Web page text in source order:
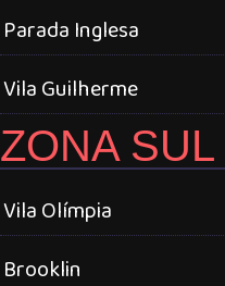
Parada Inglesa
Vila Guilherme
ZONA SUL
Vila Olímpia
Brooklin